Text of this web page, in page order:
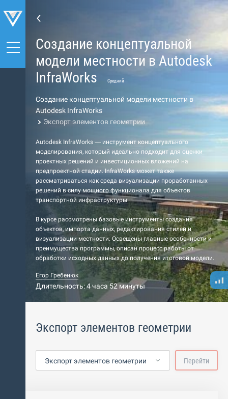
Создание концептуальной
модели местности в Autodesk
InfraWorks
Средний
Создание концептуальной модели местности в
Autodesk InfraWorks
Экспорт элементов геометрии
Autodesk InfraWorks — инструмент концептуального
моделирования, который идеально подходит для оценки
проектных решений и инвестиционных вложений на
предпроектной стадии. InfraWorks может также
рассматриваться как среда визуализации проработанных
решений в силу мощного функционала для объектов
транспортной инфраструктуры.
В курсе рассмотрены базовые инструменты создания
объектов, импорта данных, редактирования стилей и
визуализации местности. Освещены главные особенности и
преимущества программы, описан процесс работы от
обработки исходных данных до получения итоговой модели.
Егор Гребенюк
Длительность: 4 часа 52 минуты
Экспорт элементов геометрии
Экспорт элементов геометрии Перейти